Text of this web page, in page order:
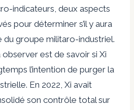
indicateurs, deux aspects
pour déterminer s’il y aura
groupe militaro-industriel.
est de savoir si Xi
l’intention de purger la
En 2022, Xi avait
son contrôle total sur